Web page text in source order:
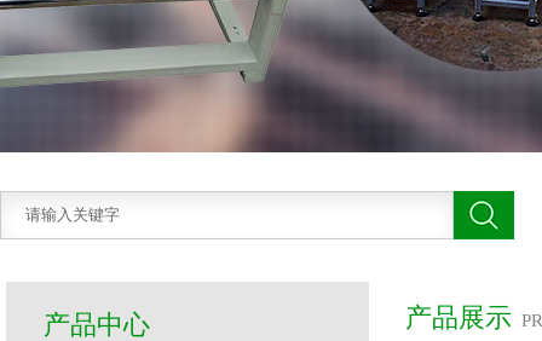
产品展示
产品中心